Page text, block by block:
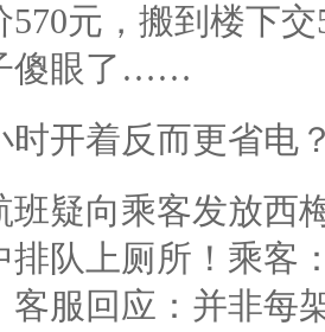
570元，搬到楼下
傻眼了……
时开着反而更省电
班疑向乘客发放西
排队上厕所！乘客
客服回应：并非每